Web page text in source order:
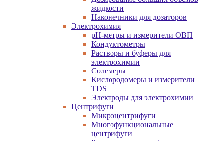
жидкости
Наконечники для дозаторов
Электрохимия
pH-метры и измерители ОВП
Кондуктометры
Растворы и буферы для
электрохимии
Солемеры
Кислородомеры и измерители
TDS
Электроды для электрохимии
Центрифуги
Микроцентрифуги
Многофункциональные
центрифуги